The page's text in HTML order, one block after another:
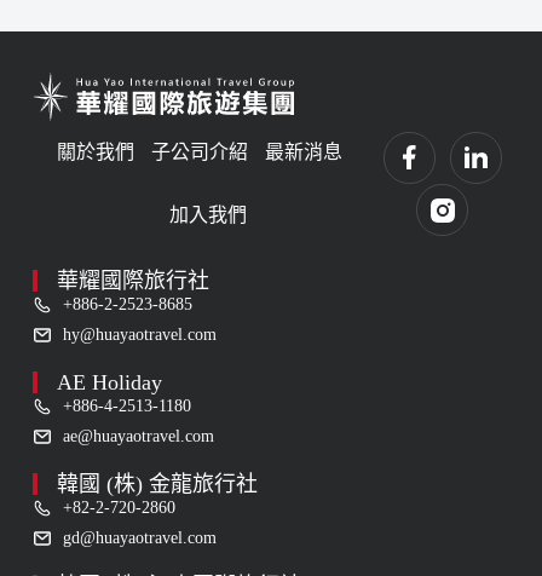
關於我們 子公司介紹 最新消息
加入我們
華耀國際旅行社
+886-2-2523-8685
hy@huayaotravel.com
AE Holiday
+886-4-2513-1180
ae@huayaotravel.com
韓國 (株) 金龍旅行社
+82-2-720-2860
gd@huayaotravel.com